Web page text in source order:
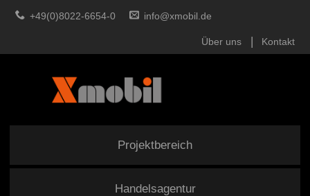
+49(0)8022-6654-0 info@xmobil.de
Über uns Kontakt
Projektbereich
Handelsagentur